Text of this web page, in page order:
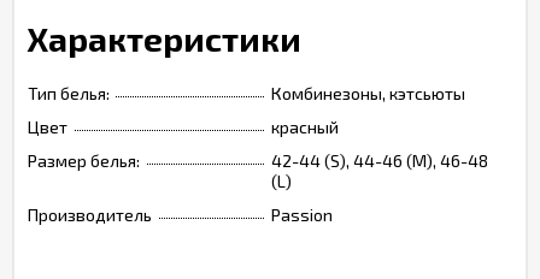
Характеристики
Тип белья:
Комбинезоны, кэтсьюты
Цвет
красный
Размер белья:
42-44 (S), 44-46 (M), 46-48
(L)
Производитель
Passion